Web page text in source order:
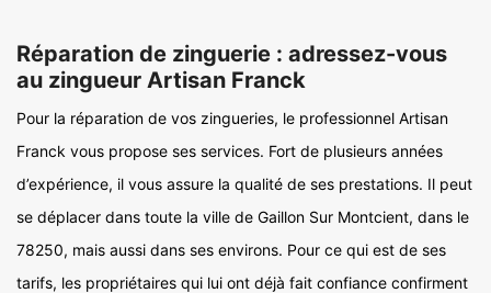
Réparation de zinguerie : adressez-vous
au zingueur Artisan Franck
Pour la réparation de vos zingueries, le professionnel Artisan
Franck vous propose ses services. Fort de plusieurs années
d’expérience, il vous assure la qualité de ses prestations. Il peut
se déplacer dans toute la ville de Gaillon Sur Montcient, dans le
78250, mais aussi dans ses environs. Pour ce qui est de ses
tarifs, les propriétaires qui lui ont déjà fait confiance confirment